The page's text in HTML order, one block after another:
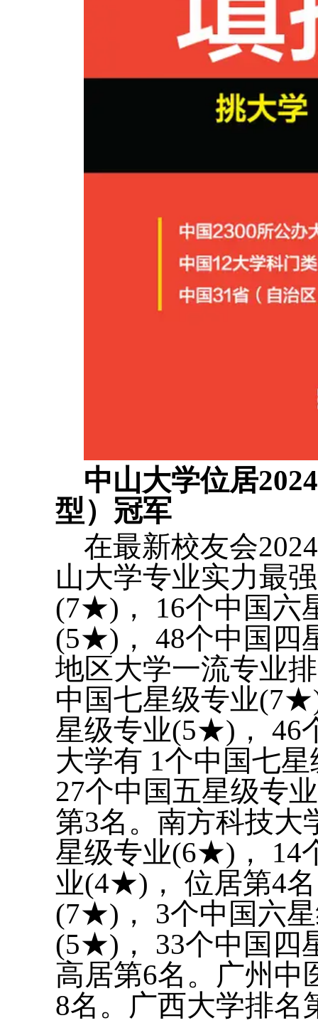
中山大学位居
型）冠军
在最新校友会
山大学专业实力最
(7★)， 16个中国六
(5★)， 48个中国四
地区大学一流专业
中国七星级专业
星级专业(5★)， 46
大学有 1个中国七
27个中国五星级专
第3名。南方科技
星级专业(6★)， 14
业(4★)， 位居第4
(7★)， 3个中国六
(5★)， 33个中国四
高居第6名。广州中
8名。广西大学排名